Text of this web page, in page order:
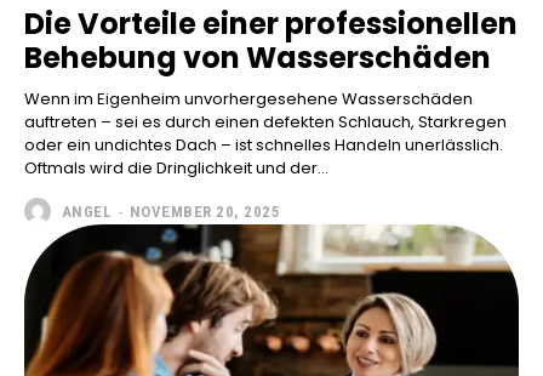
Die Vorteile einer professionellen
Behebung von Wasserschäden
Wenn im Eigenheim unvorhergesehene Wasserschäden
auftreten – sei es durch einen defekten Schlauch, Starkregen
oder ein undichtes Dach – ist schnelles Handeln unerlässlich.
Oftmals wird die Dringlichkeit und der...
ANGEL - NOVEMBER 20, 2025